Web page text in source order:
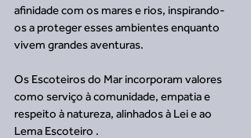
afinidade com os mares e rios, inspirando-
os a proteger esses ambientes enquanto
vivem grandes aventuras.
Os Escoteiros do Mar incorporam valores
como serviço à comunidade, empatia e
respeito à natureza, alinhados à Lei e ao
Lema Escoteiro .